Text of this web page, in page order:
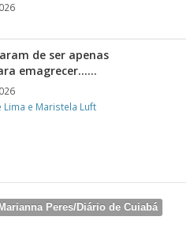
de ser apenas
emagrecer……
Lima e Maristela Luft
Marianna Peres/Diário de Cuiabá